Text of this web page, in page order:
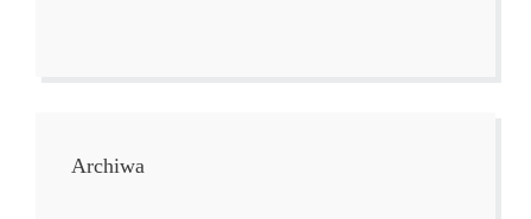
Archiwa